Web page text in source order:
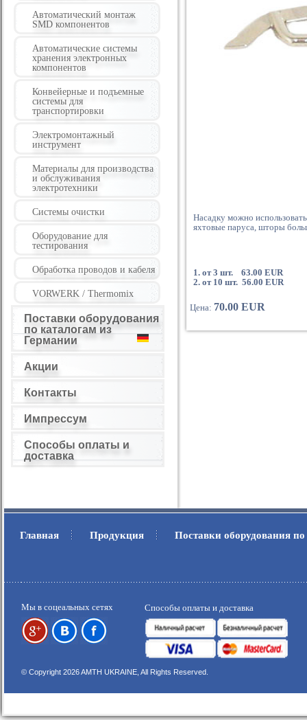
Автоматический монтаж
SMD компонентов
Автоматические системы
хранения электронных
компонентов
Конвейерные и подъемные
системы для
транспортировки
Электромонтажный
инструмент
Материалы для производства
и обслуживания
электротехники
Системы очистки
Оборудование для
тестирования
Обработка проводов и кабеля
VORWERK / Thermomix
Поставки оборудования
по каталогам из
Германии
Акции
Контакты
Импрессум
Способы оплаты и
доставка
Насадку можно
яхтовые паруса, шторы
1. от 3 шт. 63.00 EUR
2. от 10 шт. 56.00 EUR
Цена: 70.00 EUR
Главная . Продукция . Поставки оборудования
Мы в соцеальных сетях Способы оплаты и доставка
© Copyright 2026 AMTH UKRAINE, All Rights Reserved.